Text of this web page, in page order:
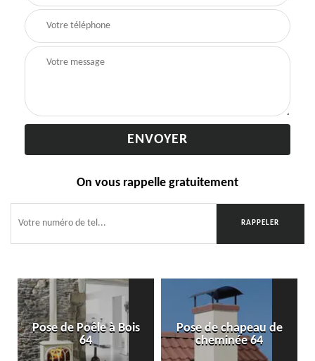
On vous rappelle gratuitement
Pose de Poêle à Bois
64
Pose de chapeau de
cheminée 64